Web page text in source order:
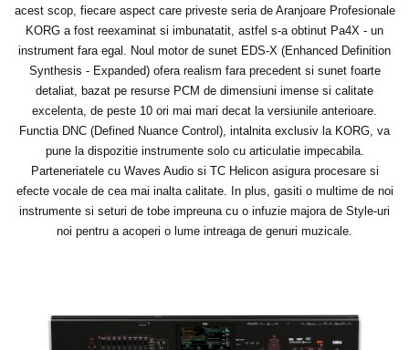
acest scop, fiecare aspect care priveste seria de Aranjoare Profesionale
KORG a fost reexaminat si imbunatatit, astfel s-a obtinut Pa4X - un
instrument fara egal. Noul motor de sunet EDS-X (Enhanced Definition
Synthesis - Expanded) ofera realism fara precedent si sunet foarte
detaliat, bazat pe resurse PCM de dimensiuni imense si calitate
excelenta, de peste 10 ori mai mari decat la versiunile anterioare.
Functia DNC (Defined Nuance Control), intalnita exclusiv la KORG, va
pune la dispozitie instrumente solo cu articulatie impecabila.
Parteneriatele cu Waves Audio si TC Helicon asigura procesare si
efecte vocale de cea mai inalta calitate. In plus, gasiti o multime de noi
instrumente si seturi de tobe impreuna cu o infuzie majora de Style-uri
noi pentru a acoperi o lume intreaga de genuri muzicale.